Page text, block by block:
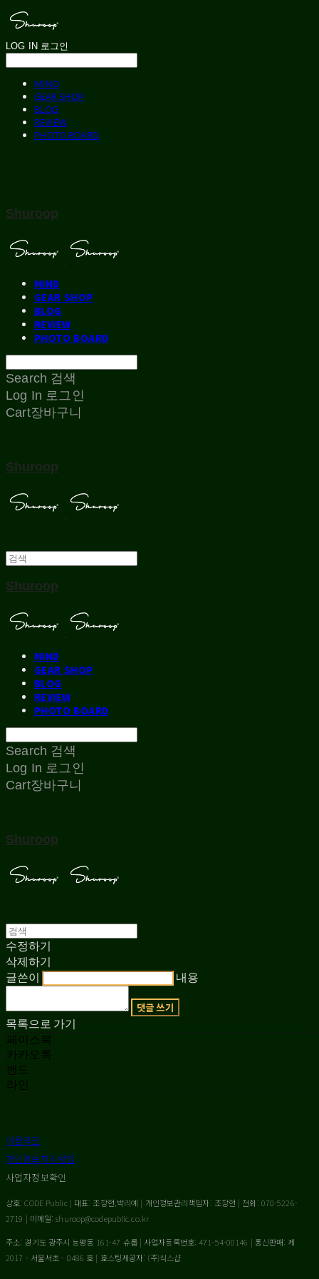
LOG IN 로그인
MIND
GEAR SHOP
BLOG
REVIEW
PHOTO BOARD
Shuroop
MIND
GEAR SHOP
BLOG
REVIEW
PHOTO BOARD
Search 검색
Log In 로그인
Cart장바구니
Shuroop
Shuroop
MIND
GEAR SHOP
BLOG
REVIEW
PHOTO BOARD
Search 검색
Log In 로그인
Cart장바구니
Shuroop
수정하기
삭제하기
글쓴이
내용
댓글 쓰기
목록으로 가기
페이스북
카카오톡
밴드
라인
이용약관
개인정보처리방침
사업자정보확인
상호: CODE Public | 대표: 조장현,박리예 | 개인정보관리책임자: 조장현 | 전화: 070-5226-
2719 | 이메일: shuroop@codepublic.co.kr
주소: 경기도 광주시 능평동 161-47 슈룹 | 사업자등록번호: 471-54-00146 | 통신판매: 제
2017 - 서울서초 - 0486 호 | 호스팅제공자: (주)식스샵